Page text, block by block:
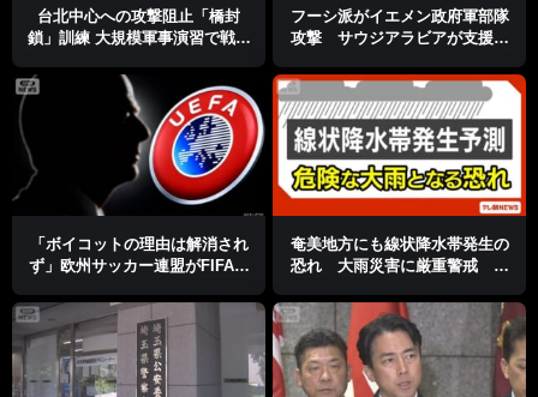
台北中心への攻撃阻止「橋封
鎖」訓練 大規模軍事演習で戦車
フーシ派がイエメン政府軍部隊
攻撃 サウジアラビアが支援で
「ボイコットの理由は解消され
ず」欧州サッカー連盟がFIFA会
奄美地方にも線状降水帯発生の
恐れ 大雨災害に厳重警戒 気